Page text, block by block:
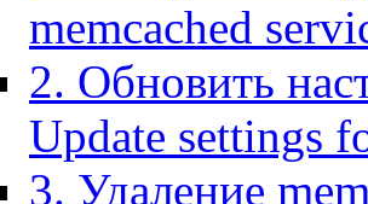
memcached
2. Обновить
Update settings
3. Удаление